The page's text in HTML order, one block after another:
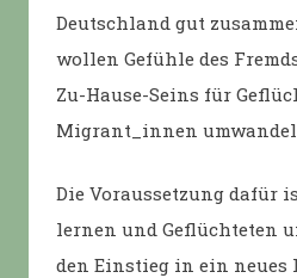
Deutschland gut
wollen Gefühle des
Zu-Hause-Seins für
Migrant_innen
Die Voraussetzung dafür
lernen und Geflüchteten
den Einstieg in ein neues